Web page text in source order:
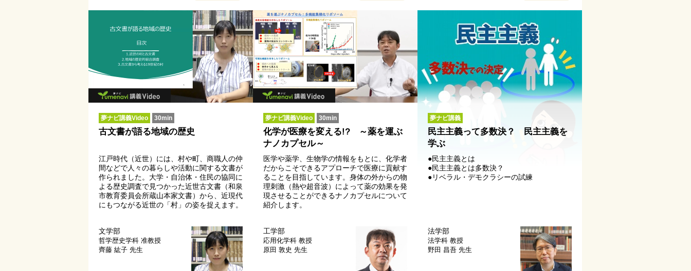
夢ナビ講義Video 30min
古文書が語る地域の歴史
江戸時代（近世）には、村や町、商職人の仲
間などで人々の暮らしや活動に関する文書が
作られました。大学・自治体・住民の協同に
よる歴史調査で見つかった近世古文書（和泉
市教育委員会所蔵山本家文書）から、近現代
にもつながる近世の「村」の姿を捉えます。
文学部
哲学歴史学科 准教授
齊藤 紘子 先生
夢ナビ講義Video 30min
化学が医療を変える!? ～薬を運ぶ
ナノカプセル～
医学や薬学、生物学の情報をもとに、化学者
だからこそできるアプローチで医療に貢献す
ることを目指しています。身体の外からの物
理刺激（熱や超音波）によって薬の効果を発
現させることができるナノカプセルについて
紹介します。
工学部
応用化学科 教授
原田 敦史 先生
夢ナビ講義
民主主義って多数決？ 民主主義を
学ぶ
●民主主義とは
●民主主義とは多数決？
●リベラル・デモクラシーの試練
法学部
法学科 教授
野田 昌吾 先生